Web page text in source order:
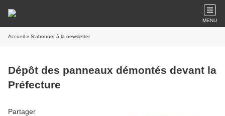
MENU
Accueil » S'abonner à la newsletter
Dépôt des panneaux démontés devant la
Préfecture
Partager